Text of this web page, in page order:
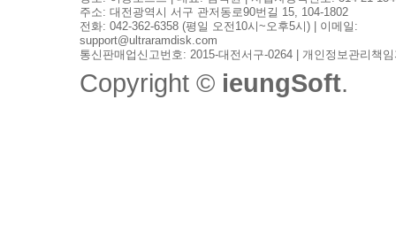
주소: 대전광역시 서구 관저동로90번길 15, 104-1802
전화: 042-362-6358 (평일 오전10시~오후5시) | 이메일:
support@ultraramdisk.com
통신판매업신고번호: 2015-대전서구-0264 | 개인정보관리책
Copyright © ieungSoft.